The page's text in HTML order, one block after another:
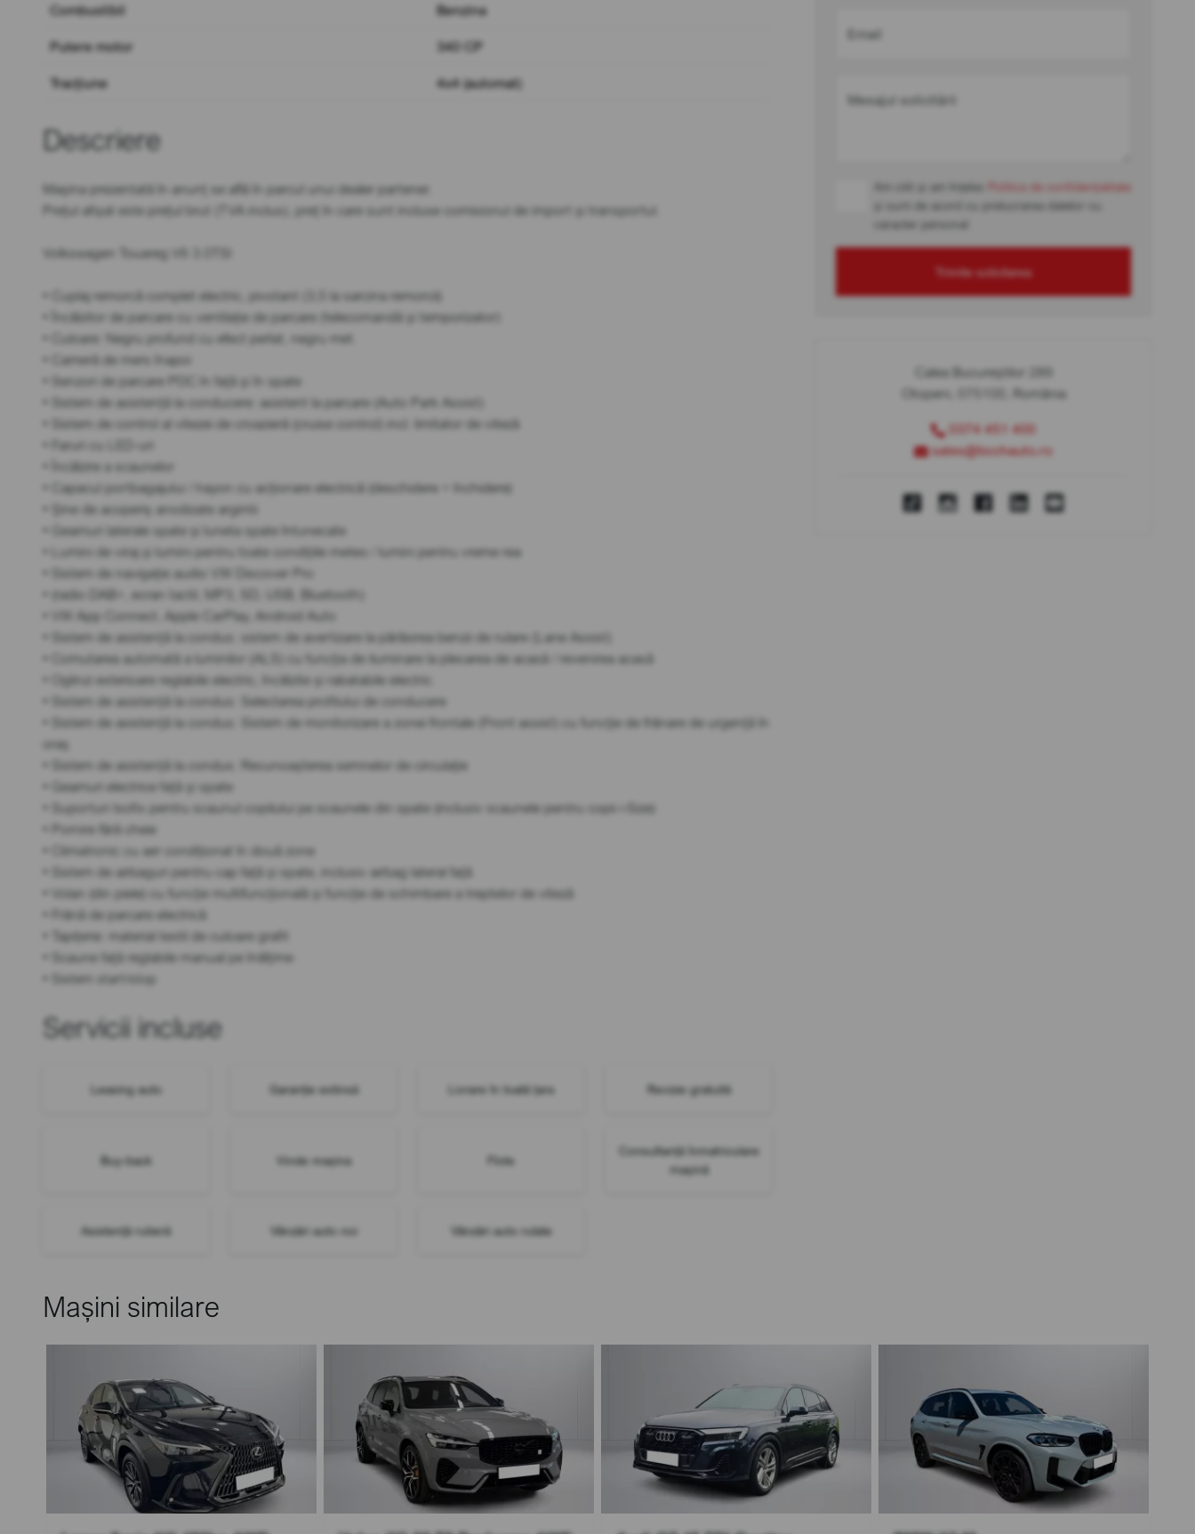
Combustibil Benzina
Putere motor 340 CP
Tracțiune 4x4 (automat)
Descriere
Mașina prezentată în anunț se află în parcul unui dealer partener.
Prețul afișat este prețul brut (TVA inclus), preț în care sunt incluse comisionul de import și transportul.
Volkswagen Touareg V6 3.0TSI
• Cuplaj remorcă complet electric, pivotant (3,5 la sarcina remorcii)
• Încălzitor de parcare cu ventilație de parcare (telecomandă și temporizator)
• Culoare: Negru profund cu efect perlat, negru met.
• Cameră de mers înapoi
• Senzori de parcare PDC în față și în spate
• Sistem de asistență la conducere: asistent la parcare (Auto Park Assist)
• Sistem de control al vitezei de croazieră (cruise control) incl. limitator de viteză
• Faruri cu LED-uri
• Încălzire a scaunelor
• Capacul portbagajului / hayon cu acționare electrică (deschidere + închidere)
• Șine de acoperiș anodizate argintii
• Geamuri laterale spate și luneta spate întunecate
• Lumini de viraj și lumini pentru toate condițiile meteo / lumini pentru vreme rea
• Sistem de navigație audio VW Discover Pro
• (radio DAB+, ecran tactil, MP3, SD, USB, Bluetooth)
• VW App Connect, Apple CarPlay, Android Auto
• Sistem de asistență la condus: sistem de avertizare la părăsirea benzii de rulare (Lane Assist)
• Comutarea automată a luminilor (ALS) cu funcția de iluminare la plecarea de acasă / revenirea acasă
• Oglinzi exterioare reglabile electric, încălzite și rabatabile electric
• Sistem de asistență la condus: Selectarea profilului de conducere
• Sistem de asistență la condus: Sistem de monitorizare a zonei frontale (Front assist) cu funcție de frânare de urgență în
oraș
• Sistem de asistență la condus: Recunoașterea semnelor de circulație
• Geamuri electrice față și spate
• Suporturi Isofix pentru scaunul copilului pe scaunele din spate (inclusiv scaunele pentru copii i-Size)
• Pornire fără cheie
• Climatronic cu aer condiționat în două zone
• Sistem de airbaguri pentru cap față și spate, inclusiv airbag lateral față
• Volan (din piele) cu funcție multifuncțională și funcție de schimbare a treptelor de viteză
• Frână de parcare electrică
• Tapițerie: material textil de culoare grafit
• Scaune față reglabile manual pe înălțime
• Sistem start/stop
Servicii incluse
Leasing auto Garanție extinsă Livrare în toată țara Revizie gratuită
Buy-back Vinde mașina Flote
Consultanță înmatriculare
mașină
Asistență rutieră Vânzări auto noi Vânzări auto rulate
Email
Mesajul solicitării
Am citit și am înțeles
Politica de confidențialitate
și sunt de acord cu prelucrarea datelor cu
caracter personal
Trimite solicitarea
Calea Bucureștilor 289
Otopeni, 075100, România
0374 451 400
sales@bcchauto.ro
Mașini similare